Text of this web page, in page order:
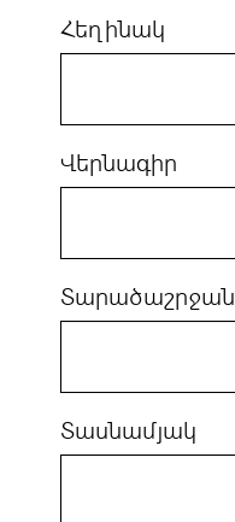
Հեղինակ
Վերնագիր
Տասնամյակ